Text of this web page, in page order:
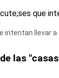
intentan llevar
las